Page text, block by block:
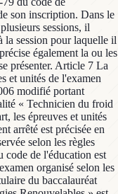
son inscription. Dans le
sessions, il
la session pour laquelle il
également la ou les
présenter. Article 7 La
et unités de l'examen
modifié portant
« Technicien du froid
les épreuves et unités
arrêté est précisée en
selon les règles
de l'éducation est
organisé selon les
du baccalauréat